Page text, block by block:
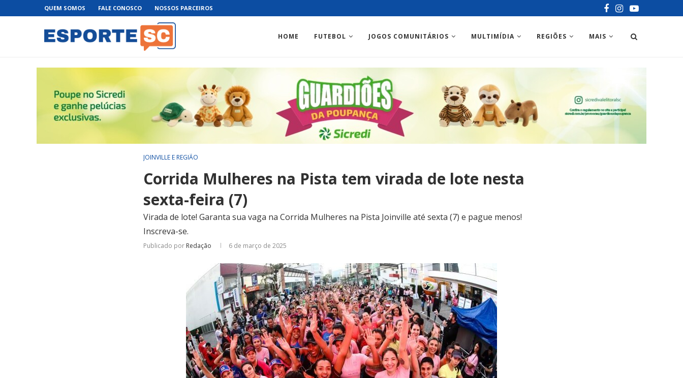
QUEM SOMOS FALE CONOSCO NOSSOS PARCEIROS
HOME FUTEBOL JOGOS COMUNITÁRIOS MULTIMÍDIA REGIÕES MAIS
JOINVILLE E REGIÃO
Corrida Mulheres na Pista tem virada de lote nesta
sexta-feira (7)
Virada de lote! Garanta sua vaga na Corrida Mulheres na Pista Joinville até sexta (7) e pague menos!
Inscreva-se.
Publicado por Redação 6 de março de 2025